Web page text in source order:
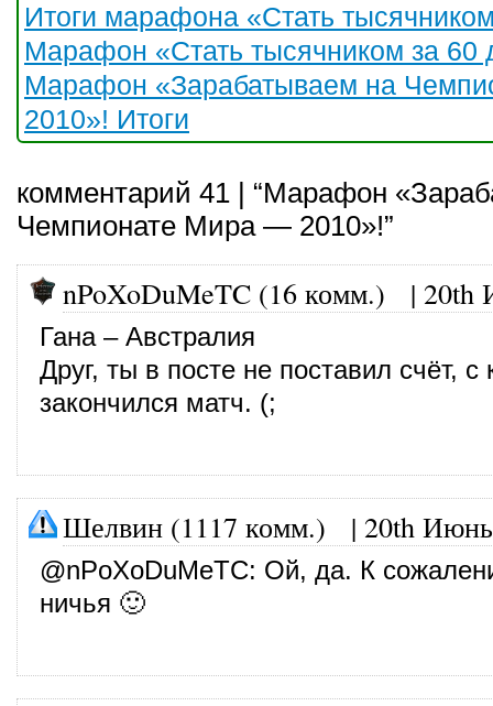
Итоги марафона «Стать
Марафон «Стать тысячником за 60
Марафон «Зарабатываем на
2010»! Итоги
комментарий 41 | “Марафон
Чемпионате Мира — 2010»!”
nPoXoDuMeTC (16 комм.) | 20th
Гана – Австралия
Друг, ты в посте не поставил счёт, с
закончился матч. (;
Шелвин (1117 комм.) | 20th
@nPoXoDuMeTC: Ой, да. К
ничья 🙂